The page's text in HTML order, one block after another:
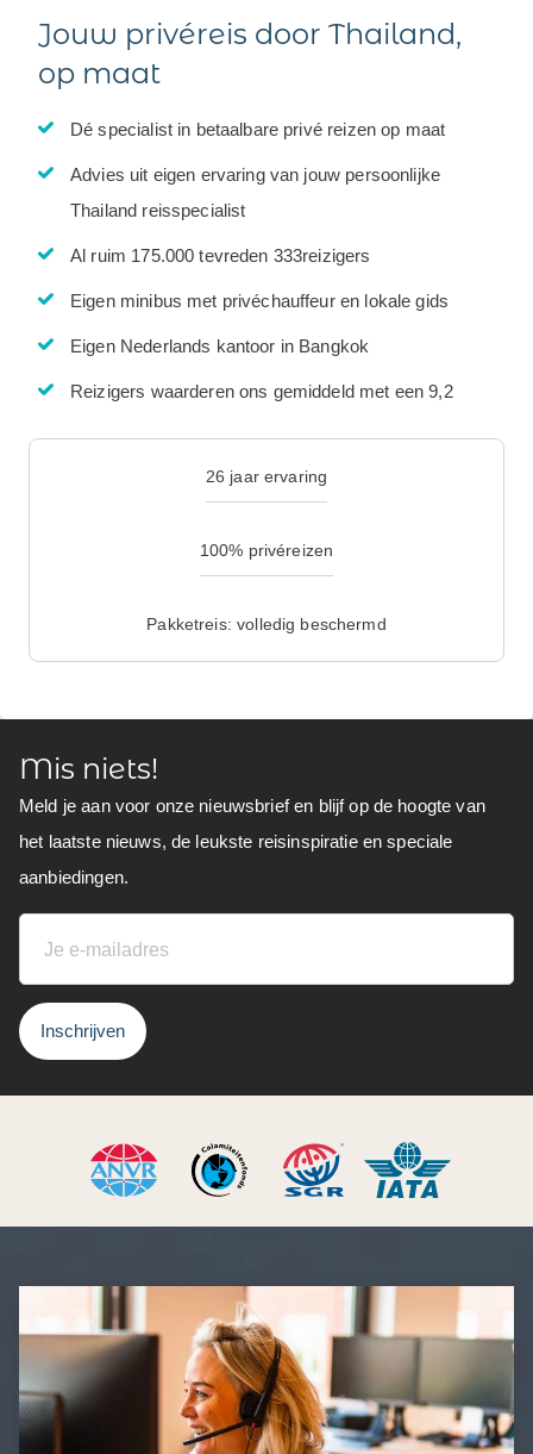
Jouw privéreis door Thailand,
op maat
Dé specialist in betaalbare privé reizen op maat
Advies uit eigen ervaring van jouw persoonlijke
Thailand reisspecialist
Al ruim 175.000 tevreden 333reizigers
Eigen minibus met privéchauffeur en lokale gids
Eigen Nederlands kantoor in Bangkok
Reizigers waarderen ons gemiddeld met een 9,2
26 jaar ervaring
100% privéreizen
Pakketreis: volledig beschermd
Mis niets!
Meld je aan voor onze nieuwsbrief en blijf op de hoogte van
het laatste nieuws, de leukste reisinspiratie en speciale
aanbiedingen.
Inschrijven